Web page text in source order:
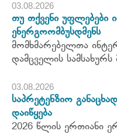
03.08.2026
თუ თქვენი უფლებები
ენერგოომბუსდმენს
მომხმარებელთა
დამცველის სამსახურს
03.08.2026
საპრეტენზიო
დაიწყება
2026 წლის ერთიანი